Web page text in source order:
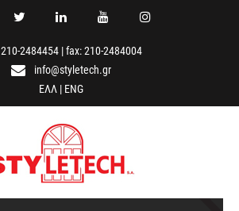
210-2484454|fax: 210-2484004
info@styletech.gr
ΕΛΛ | ENG